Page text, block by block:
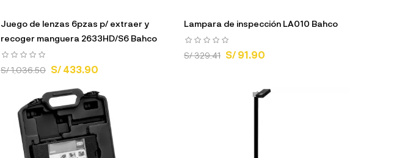
Juego de lenzas 6pzas p/ extraer y
recoger manguera 2633HD/S6 Bahco
S/ 1,036.50 S/ 433.90
Lampara de inspección LA010 Bahco
S/ 329.41 S/ 91.90